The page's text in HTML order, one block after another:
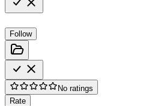
Follow
No ratings
Rate